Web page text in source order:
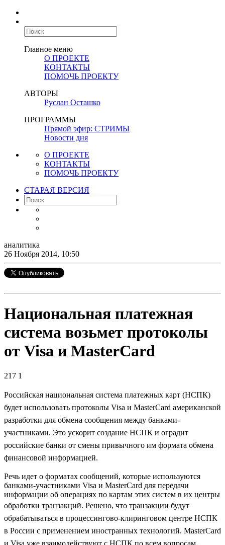
Главное меню
О ПРОЕКТЕ
КОНТАКТЫ
ПОМОЧЬ ПРОЕКТУ
АВТОРЫ
Руслан Осташко
ПРОГРАММЫ
Прямой эфир: СТРИМЫ
Новости дня
О ПРОЕКТЕ
КОНТАКТЫ
ПОМОЧЬ ПРОЕКТУ
СТАРАЯ ВЕРСИЯ
аналитика
26 Ноября 2014, 10:50
Национальная платежная
система возьмет протоколы
от Visa и MasterСard
217 1
Российская национальная система платежных карт (НСПК)
будет использовать протоколы Visa и MasterCard американской
разработки для обмена сообщения между банками-
участниками. Это ускорит создание НСПК и оградит
российские банки от смены привычного им формата обмена
финансовой информацией.
Речь идет о форматах сообщений, которые используются
банками-участниками Visa и MasterCard для передачи
информации об операциях по картам этих систем в их центры
обработки транзакций. Решено, что транзакции будут
обрабатываться в процессингово-клиринговом центре НСПК
в России с применением иностранных технологий. MasterCard
и Visa уже взаимодействуют с НСПК по всем вопросам.